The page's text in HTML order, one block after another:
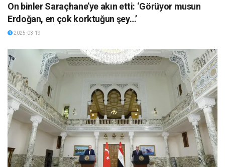
On binler Saraçhane’ye akın etti: ‘Görüyor musun
Erdoğan, en çok korktuğun şey…’
2025-03-19